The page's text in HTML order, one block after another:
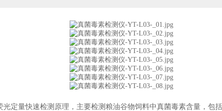
光定量快速检测原理，主要检测粮油谷物饲料中真菌毒素含量，包